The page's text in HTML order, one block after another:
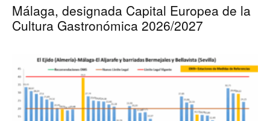
Málaga, designada Capital Europea de la
Cultura Gastronómica 2026/2027